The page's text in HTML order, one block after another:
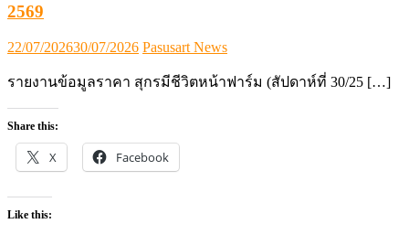
2569
Posted
22/07/202630/07/2026 Author
Pasusart News
รายงานข้อมูลราคา สุกรมีชีวิตหน้าฟาร์ม (สัปดาห์ที่ 30/25 […]
Share this:
X Facebook
Like this: